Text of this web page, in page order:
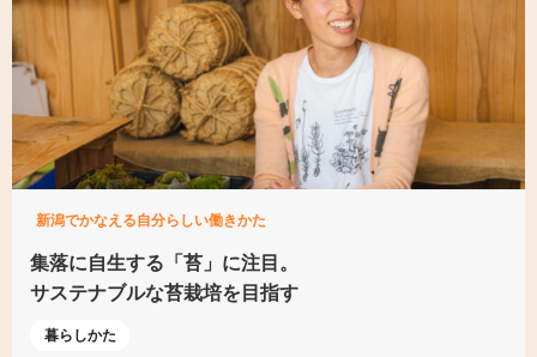
新潟でかなえる自分らしい働きかた
集落に自生する「苔」に注目。
サステナブルな苔栽培を目指す
暮らしかた